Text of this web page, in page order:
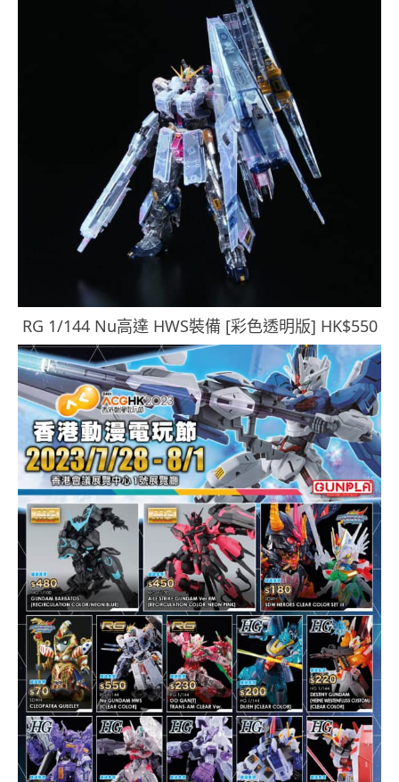
RG 1/144 Nu高達 HWS裝備 [彩色透明版] HK$550